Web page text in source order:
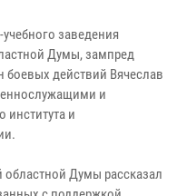
заведения
Думы, зампред
боевых действий Вячеслав
и
института и
областной Думы рассказал